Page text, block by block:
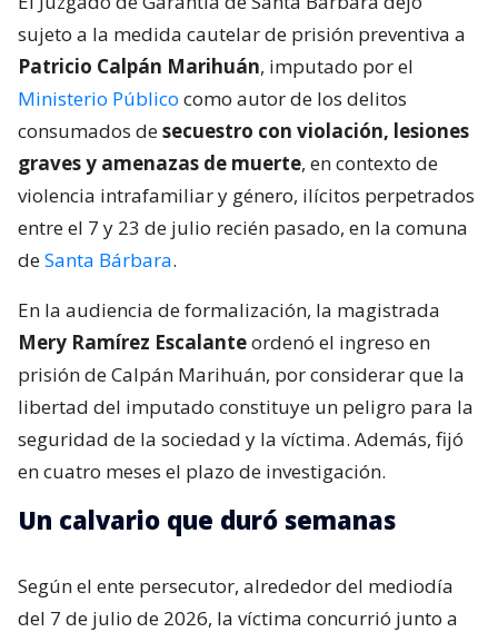
sujeto a la medida cautelar de prisión preventiva a
Patricio Calpán Marihuán, imputado por el
Ministerio Público como autor de los delitos
consumados desecuestro con violación, lesiones
graves y amenazas de muerte, en contexto de
violencia intrafamiliar y género, ilícitos perpetrados
entre el 7 y 23 de julio recién pasado, en la comuna
deSanta Bárbara.
En la audiencia de formalización, la magistrada
Mery Ramírez Escalanteordenó el ingreso en
prisión de Calpán Marihuán, por considerar que la
libertad del imputado constituye un peligro para la
seguridad de la sociedad y la víctima. Además, fijó
en cuatro meses el plazo de investigación.
Un calvario que duró semanas
Según el ente persecutor, alrededor del mediodía
del 7 de julio de 2026, la víctima concurrió junto a